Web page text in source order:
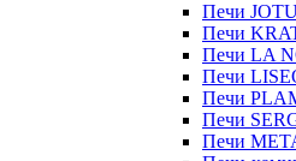
Печи
Печи
Печи LA
Печи
Печи
Печи
Печи